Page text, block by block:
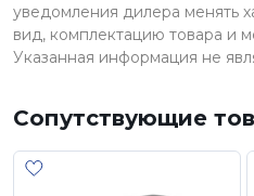
уведомления дилера менять
вид, комплектацию товара и
Указанная информация не
Сопутствующие